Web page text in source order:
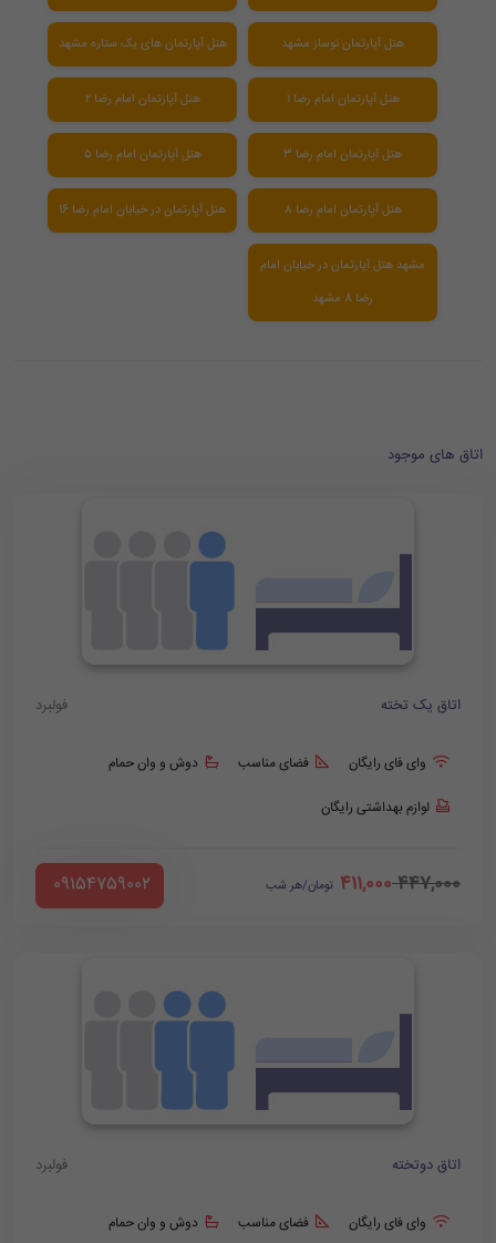
هتل آپارتمان نوساز مشهد هتل آپارتمان های یک ستاره مشهد
هتل آپارتمان امام رضا ۱ هتل آپارتمان امام رضا ۲
هتل آپارتمان امام رضا 3 هتل آپارتمان امام رضا ۵
هتل آپارتمان امام رضا ۸ هتل آپارتمان در خیابان امام رضا 16
مشهد هتل آپارتمان در خیابان امام
رضا 8 مشهد
اتاق های موجود
اتاق یک تخته فولبرد
وای فای رایگان فضای مناسب دوش و وان حمام
لوازم بهداشتی رایگان
447,000
411,000 تومان/هر شب ‪ 09154759002
اتاق دوتخته فولبرد
وای فای رایگان فضای مناسب دوش و وان حمام